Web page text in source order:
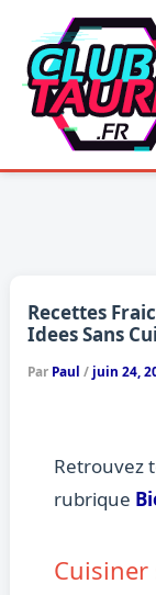
contenu
Recettes
Idees Sans
Par Paul / juin 24,
Retrouvez
rubrique
Cuisiner